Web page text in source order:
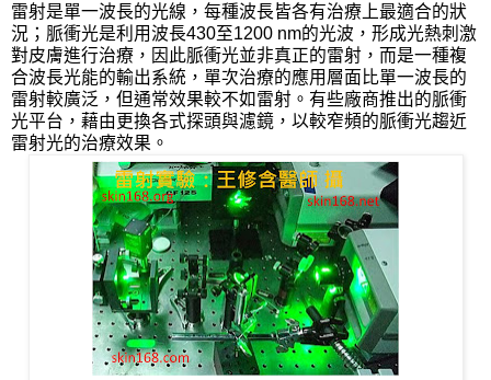
雷射是單一波長的光線，每種波長皆各有治療上最適合的狀
況；脈衝光是利用波長430至1200 nm的光波，形成光熱刺激
對皮膚進行治療，因此脈衝光並非真正的雷射，而是一種複
合波長光能的輸出系統，單次治療的應用層面比單一波長的
雷射較廣泛，但通常效果較不如雷射。有些廠商推出的脈衝
光平台，藉由更換各式探頭與濾鏡，以較窄頻的脈衝光趨近
雷射光的治療效果。